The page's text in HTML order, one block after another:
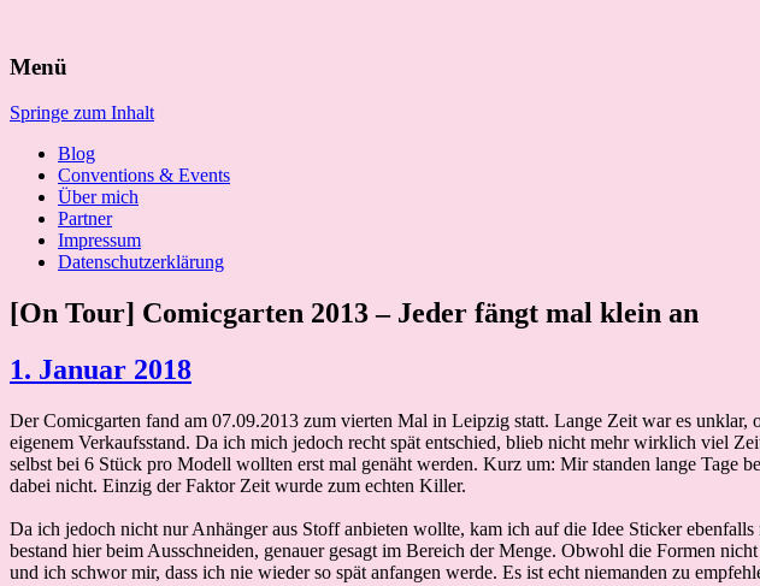
nach:
Menü
Springe zum Inhalt
Blog
Conventions & Events
Über mich
Partner
Impressum
Datenschutzerklärung
[On Tour] Comicgarten 2013 – Jeder fängt mal klein an
1. Januar 2018
Der Comicgarten fand am 07.09.2013 zum vierten Mal in Leipzig statt. Lange Zeit war es
eigenem Verkaufsstand. Da ich mich jedoch recht spät entschied, blieb nicht mehr wirklich viel
selbst bei 6 Stück pro Modell wollten erst mal genäht werden. Kurz um: Mir standen lange Tage
dabei nicht. Einzig der Faktor Zeit wurde zum echten Killer.
Da ich jedoch nicht nur Anhänger aus Stoff anbieten wollte, kam ich auf die Idee Sticker
bestand hier beim Ausschneiden, genauer gesagt im Bereich der Menge. Obwohl die Formen
und ich schwor mir, dass ich nie wieder so spät anfangen werde. Es ist echt niemanden zu